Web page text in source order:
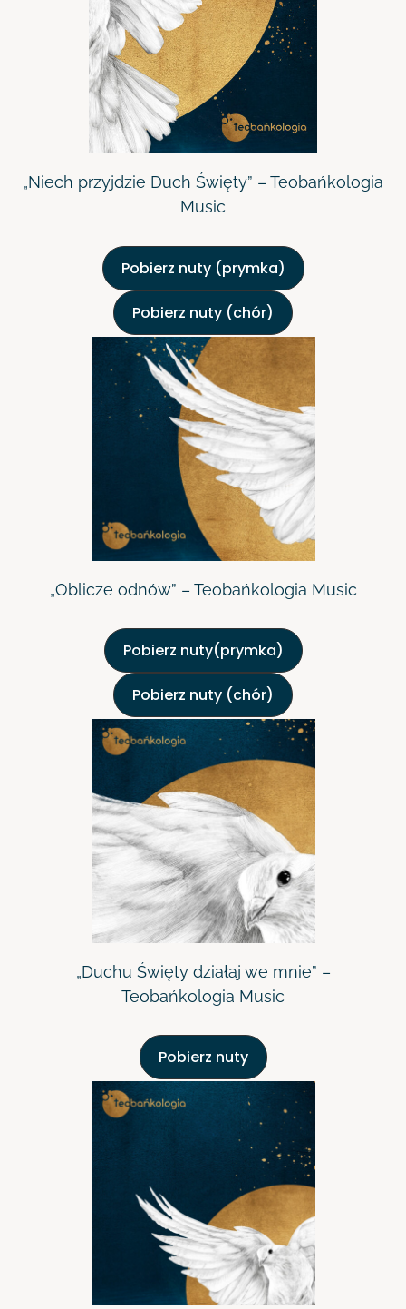
„Niech przyjdzie Duch Święty” – Teobańkologia
Music
Pobierz nuty (prymka)
Pobierz nuty (chór)
„Oblicze odnów” – Teobańkologia Music
Pobierz nuty(prymka)
Pobierz nuty (chór)
„Duchu Święty działaj we mnie” –
Teobańkologia Music
Pobierz nuty